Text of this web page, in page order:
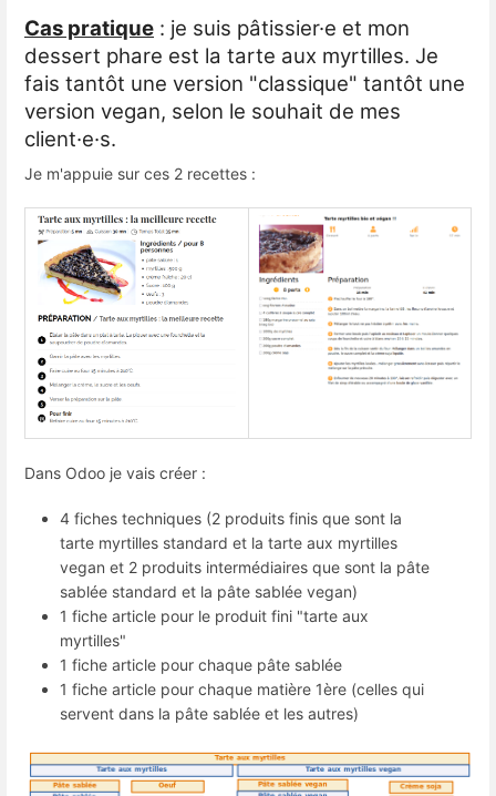
Cas pratique : je suis pâtissier·e et mon
dessert phare est la tarte aux myrtilles. Je
fais tantôt une version "classique" tantôt une
version vegan, selon le souhait de mes
client·e·s.
Je m'appuie sur ces 2 recettes :
Dans Odoo je vais créer :
4 fiches techniques (2 produits finis que sont la
tarte myrtilles standard et la tarte aux myrtilles
vegan et 2 produits intermédiaires que sont la pâte
sablée standard et la pâte sablée vegan)
1 fiche article pour le produit fini "tarte aux
myrtilles"
1 fiche article pour chaque pâte sablée
1 fiche article pour chaque matière 1ère (celles qui
servent dans la pâte sablée et les autres)